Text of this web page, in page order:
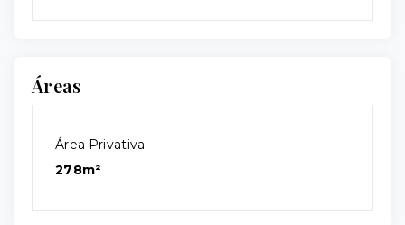
Áreas
Área Privativa:
278m²